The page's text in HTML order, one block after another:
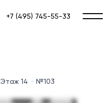
+7 (495) 745-55-33
Этаж 14 №103